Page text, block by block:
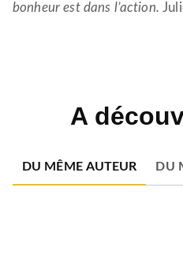
bonheur est dans l’action.
A
DU MÊME AUTEUR DU